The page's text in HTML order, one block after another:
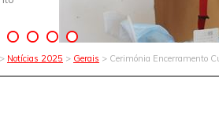
Notícias 2025 > Gerais > Cerimónia Encerramento